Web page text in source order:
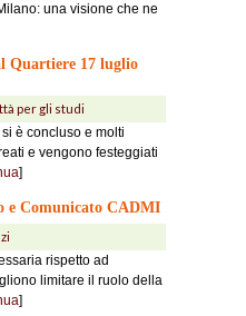
una visione che ne
Quartiere 17 luglio
per gli studi
è concluso e molti
e vengono festeggiati
]
e Comunicato CADMI
rispetto ad
limitare il ruolo della
]